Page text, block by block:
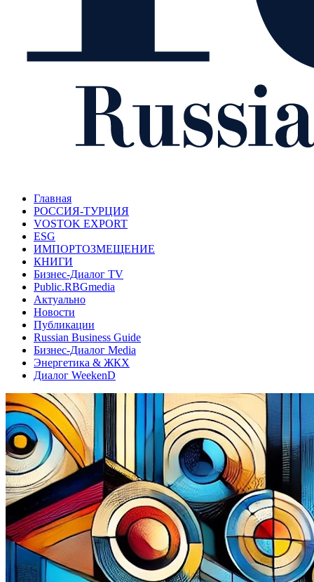
Главная
РОССИЯ-ТУРЦИЯ
VOSTOK EXPORT
ESG
ИМПОРТОЗМЕЩЕНИЕ
КНИГИ
Бизнес-Диалог TV
Public.RBGmedia
Актуально
Новости
Публикации
Russian Business Guide
Бизнес-Диалог Media
Энергетика & ЖКХ
Диалог WeekenD